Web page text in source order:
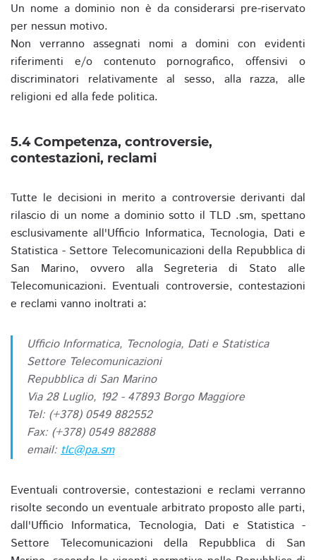
Un nome a dominio non è da considerarsi pre-riservato
per nessun motivo.
Non verranno assegnati nomi a domini con evidenti
riferimenti e/o contenuto pornografico, offensivi o
discriminatori relativamente al sesso, alla razza, alle
religioni ed alla fede politica.
5.4 Competenza, controversie,
contestazioni, reclami
Tutte le decisioni in merito a controversie derivanti dal
rilascio di un nome a dominio sotto il TLD .sm, spettano
esclusivamente all'Ufficio Informatica, Tecnologia, Dati e
Statistica - Settore Telecomunicazioni della Repubblica di
San Marino, ovvero alla Segreteria di Stato alle
Telecomunicazioni. Eventuali controversie, contestazioni
e reclami vanno inoltrati a:
Ufficio Informatica, Tecnologia, Dati e Statistica
Settore Telecomunicazioni
Repubblica di San Marino
Via 28 Luglio, 192 - 47893 Borgo Maggiore
Tel: (+378) 0549 882552
Fax: (+378) 0549 882888
email: tlc@pa.sm
Eventuali controversie, contestazioni e reclami verranno
risolte secondo un eventuale arbitrato proposto alle parti,
dall'Ufficio Informatica, Tecnologia, Dati e Statistica -
Settore Telecomunicazioni della Repubblica di San